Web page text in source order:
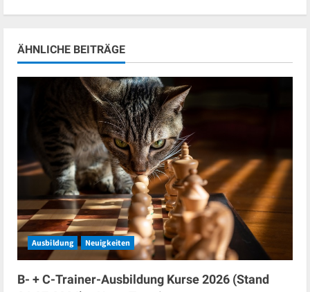
ÄHNLICHE BEITRÄGE
Ausbildung Neuigkeiten
B- + C-Trainer-Ausbildung Kurse 2026 (Stand